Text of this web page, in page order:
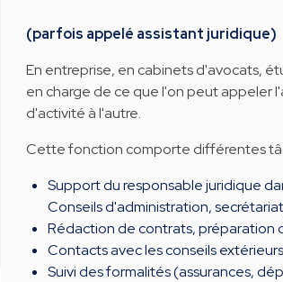
(parfois appelé assistant juridique)
En entreprise, en cabinets d'avocats,
en charge de ce que l'on peut appeler
d'activité à l'autre.
Cette fonction comporte différentes
Support du responsable juridique
Conseils d'administration,
Rédaction de contrats, préparation
Contacts avec les conseils
Suivi des formalités (assurances,